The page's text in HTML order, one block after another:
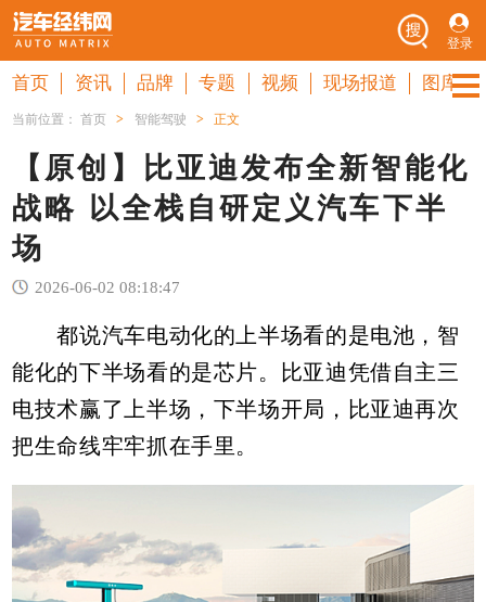
登录
首页 资讯 品牌 专题 视频 现场报道 图库
当前位置：首页 > 智能驾驶 > 正文
【原创】比亚迪发布全新智能化
战略 以全栈自研定义汽车下半
场
2026-06-02 08:18:47
都说汽车电动化的上半场看的是电池，智
能化的下半场看的是芯片。比亚迪凭借自主三
电技术赢了上半场，下半场开局，比亚迪再次
把生命线牢牢抓在手里。